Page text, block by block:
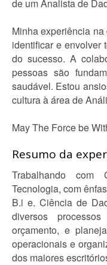
de um Analista de
Minha experiência
identificar e envolver
do sucesso. A
pessoas são
saudável. Estou
cultura à área de
May The Force be
Resumo da
Trabalhando com
Tecnologia, com
B.i e. Ciência de
diversos
orçamento, e
operacionais e
dos maiores